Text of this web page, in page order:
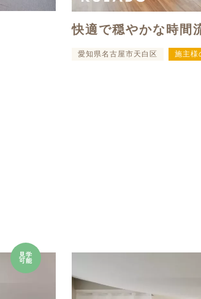
快適で穏やかな時間
愛知県名古屋市天白区 施主様
見学
可能